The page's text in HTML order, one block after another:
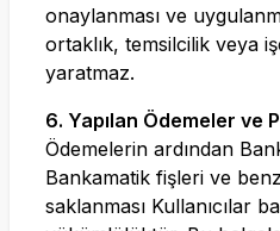
onaylanması ve
ortaklık, temsilcilik veya
yaratmaz.
6. Yapılan Ödemeler ve
Ödemelerin ardından
Bankamatik fişleri ve
saklanması Kullanıcılar